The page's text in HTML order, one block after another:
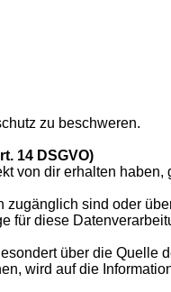
zu beschweren.
14 DSGVO)
von dir erhalten haben,
sind oder
diese
über die Quelle
wird auf die